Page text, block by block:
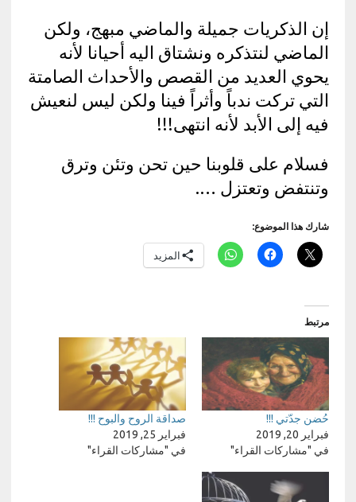
إن الذكريات جميلة والماضي مبهج، ولكن
الماضي لنتذكره ونشتاق اليه أحيانا لأنه
يحوي العديد من القصص والأحداث الصامتة
التي تركت ندباً وأثراً فينا ولكن ليس لنعيش
فيه إلى الأبد لأنه انتهى!!!
فسلام على قلوبنا حين تحن وتئن وترق
وتنتفض وتعتزل ….
شارك هذا الموضوع:
المزيد
مرتبط
حُضن جدّتي !!!
فبراير 20, 2019
في "مشاركات القراء"
صداقة الروح والبوح !!!
فبراير 25, 2019
في "مشاركات القراء"